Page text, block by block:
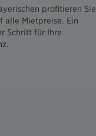
profitieren Sie
alle Mietpreise. Ein
Schritt für Ihre